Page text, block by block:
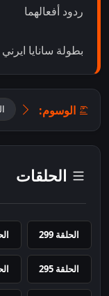
ردود أفعالهما
بطولة سانايا
الوسوم:
الحلقات
الحلقة 299
الحلقة 295